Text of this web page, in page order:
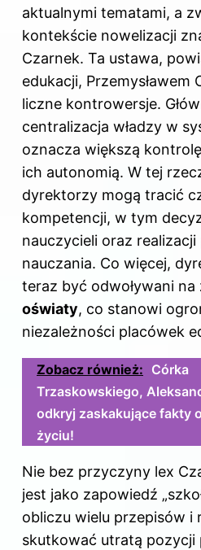
aktualnymi tematami, a
kontekście nowelizacji
Czarnek. Ta ustawa,
edukacji, Przemysławem
liczne kontrowersje.
centralizacja władzy w
oznacza większą
ich autonomią. W tej
dyrektorzy mogą tracić
kompetencji, w tym
nauczycieli oraz
nauczania. Co więcej,
teraz być odwoływani na
oświaty, co stanowi
niezależności placówek
Zobacz również: Córka
Trzaskowskiego,
odkryj zaskakujące fakty
życiu!
Nie bez przyczyny lex
jest jako zapowiedź
obliczu wielu przepisów i
skutkować utratą